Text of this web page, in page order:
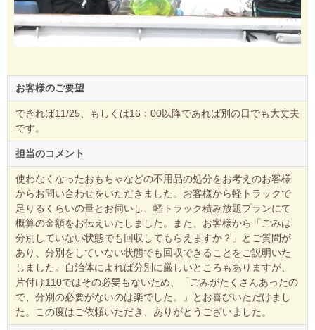
お客様のご要望
できれば11/25、もしくは16：00以降であれば別の日でも大丈夫
です。
担当のコメント
使わなくなったおもちゃなどの不用品の処分をお考えのお客様
からお問い合わせをいただきました。お客様から軽トラックで
足りるくらいの量とお伺いし、軽トラック積み放題プランにて
概算の金額をお伝えいたしました。また、お客様から「ごみは
分別していない状態でも回収してもらえますか？」とご質問が
あり、分別をしていない状態でも回収できることをご説明いた
しました。自治体によれば分別に厳しいところもありますが、
片付け110ではその必要もないため、「ごみがたくさんあったの
で、分別の必要がないのは楽でした。」とお喜びいただけまし
た。この度はご依頼いただき、ありがとうございました。